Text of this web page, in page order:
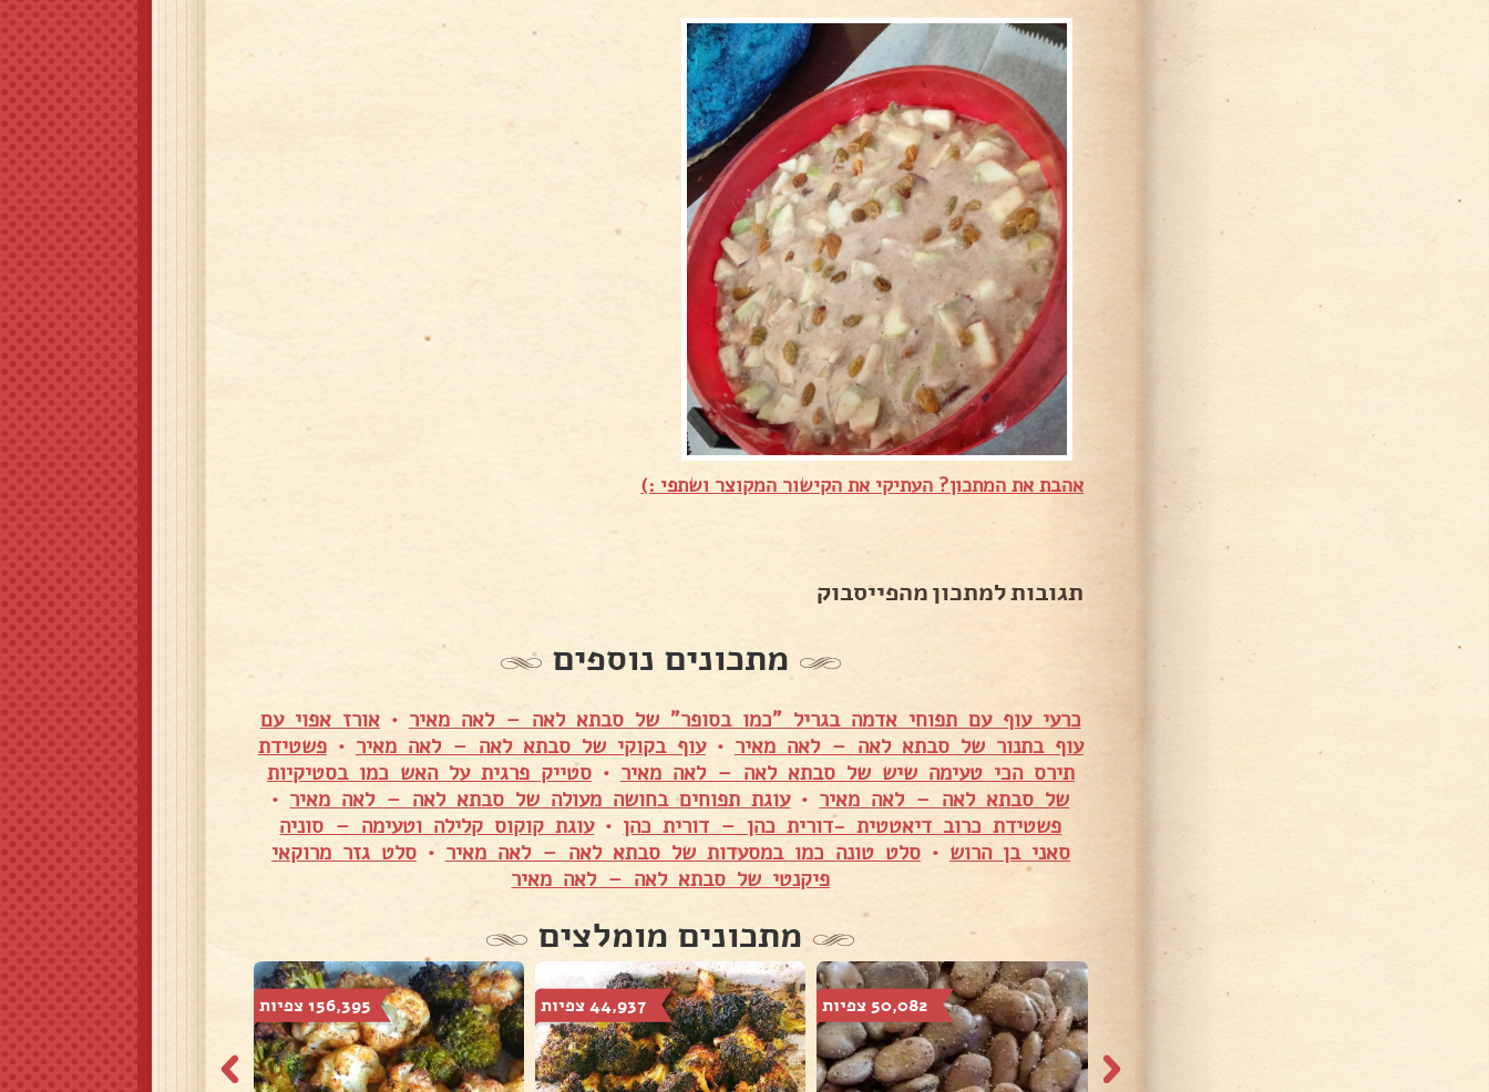
אהבת את המתכון? העתיקי את הקישור המקוצר ושתפי :)
תגובות למתכון מהפייסבוק
מתכונים נוספים
כרעי עוף עם תפוחי אדמה בגריל "כמו בסופר" של סבתא לאה – לאה מאיר •אורז אפוי עם
עוף בתנור של סבתא לאה – לאה מאיר •עוף בקוקי של סבתא לאה – לאה מאיר •פשטידת
תירס הכי טעימה שיש של סבתא לאה – לאה מאיר •סטייק פרגית על האש כמו בסטיקיות
של סבתא לאה – לאה מאיר •עוגת תפוחים בחושה מעולה של סבתא לאה – לאה מאיר •
פשטידת כרוב דיאטטית -דורית כהן – דורית כהן •עוגת קוקוס קלילה וטעימה – סוניה
סאני בן הרוש •סלט טונה כמו במסעדות של סבתא לאה – לאה מאיר •סלט גזר מרוקאי
פיקנטי של סבתא לאה – לאה מאיר
מתכונים מומלצים
50,082 צפיות 44,937 צפיות 156,395 צפיות